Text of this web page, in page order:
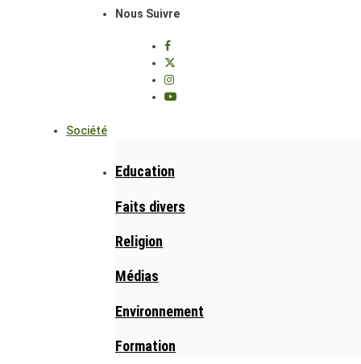
Nous Suivre
Société
Education
Faits divers
Religion
Médias
Environnement
Formation